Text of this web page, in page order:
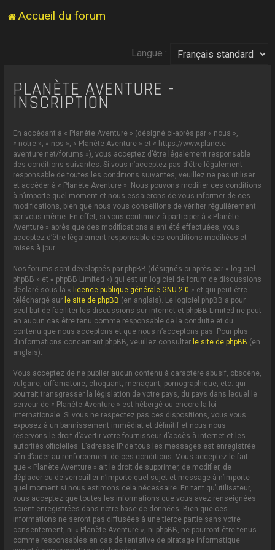
Accueil du forum
Langue :
PLANÈTE AVENTURE -
INSCRIPTION
En accédant à « Planète Aventure » (désigné ci-après par « nous »,
« notre », « nos », « Planète Aventure » et « https://www.planete-
aventure.net/forums »), vous acceptez d’être légalement responsable
des conditions suivantes. Si vous n’acceptez pas d’être légalement
responsable de toutes les conditions suivantes, veuillez ne pas utiliser
et accéder à « Planète Aventure ». Nous pouvons modifier ces conditions
à n’importe quel moment et nous essaierons de vous informer de ces
modifications, bien que nous vous conseillons de vérifier régulièrement
par vous-même. En effet, si vous continuez à participer à « Planète
Aventure » après que des modifications aient été effectuées, vous
acceptez d’être légalement responsable des conditions modifiées et
mises à jour.
Nos forums sont développés par phpBB (désignés ci-après par « logiciel
phpBB » et « phpBB Limited ») qui est un logiciel de forum de discussions
déclaré sous la « licence publique générale GNU 2.0 » et qui peut être
téléchargé sur le site de phpBB (en anglais). Le logiciel phpBB a pour
seul but de faciliter les discussions sur internet et phpBB Limited ne peut
en aucun cas être tenu comme responsable de la conduite et du
contenu que nous acceptons et que nous n’acceptons pas. Pour plus
d’informations concernant phpBB, veuillez consulter le site de phpBB (en
anglais).
Vous acceptez de ne publier aucun contenu à caractère abusif, obscène,
vulgaire, diffamatoire, choquant, menaçant, pornographique, etc. qui
pourrait transgresser la législation de votre pays, du pays dans lequel le
serveur de « Planète Aventure » est hébergé ou encore la loi
internationale. Si vous ne respectez pas ces dispositions, vous vous
exposez à un bannissement immédiat et définitif et nous nous
réservons le droit d’avertir votre fournisseur d’accès à internet et les
autorités officielles. L’adresse IP de tous les messages est enregistrée
afin d’aider au renforcement de ces conditions. Vous acceptez le fait
que « Planète Aventure » ait le droit de supprimer, de modifier, de
déplacer ou de verrouiller n’importe quel sujet et message à n’importe
quel moment si nous estimons cela nécessaire. En tant qu’utilisateur,
vous acceptez que toutes les informations que vous avez renseignées
soient enregistrées dans notre base de données. Bien que ces
informations ne seront pas diffusées à une tierce partie sans votre
consentement, ni « Planète Aventure », ni phpBB, ne pourront être tenus
comme responsables en cas de tentative de piratage informatique